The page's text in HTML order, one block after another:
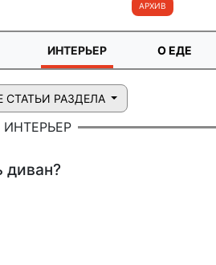
АРХИВ
ИНТЕРЬЕР О ЕДЕ
СТАТЬИ РАЗДЕЛА
ИНТЕРЬЕР
диван?